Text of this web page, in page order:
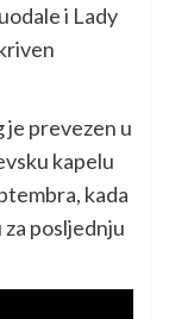
i Lady
je prevezen u
kapelu
kada
posljednju